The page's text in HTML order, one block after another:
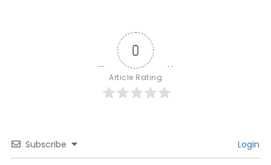
0
Article Rating
Subscribe Login